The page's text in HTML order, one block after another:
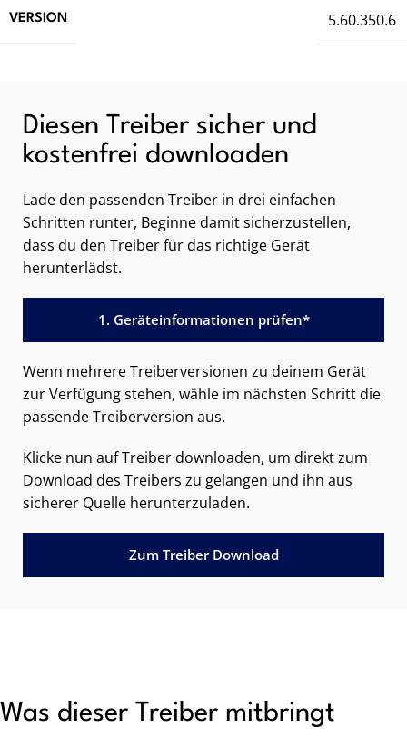
VERSION 5.60.350.6
Diesen Treiber sicher und
kostenfrei downloaden
Lade den passenden Treiber in drei einfachen
Schritten runter, Beginne damit sicherzustellen,
dass du den Treiber für das richtige Gerät
herunterlädst.
1. Geräteinformationen prüfen*
Wenn mehrere Treiberversionen zu deinem Gerät
zur Verfügung stehen, wähle im nächsten Schritt die
passende Treiberversion aus.
Klicke nun auf Treiber downloaden, um direkt zum
Download des Treibers zu gelangen und ihn aus
sicherer Quelle herunterzuladen.
Zum Treiber Download
Was dieser Treiber mitbringt